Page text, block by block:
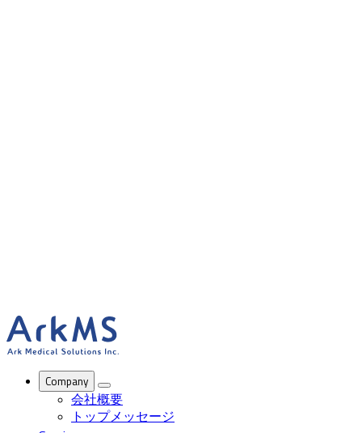
Company
会社概要
トップメッセージ